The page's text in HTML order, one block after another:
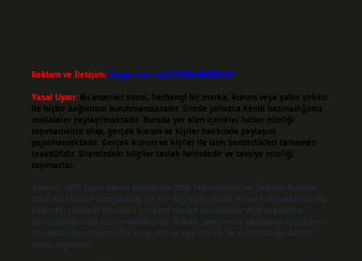
Reklam ve İletişim: Skype: live:.cid.575569c608265c69
Yasal Uyarı: Bu internet sitesi, herhangi bir marka, kurum veya şahıs şirketi
ile hiçbir bağlantısı bulunmamaktadır. Sitede yalnızca kendi hazırladığımız
makaleler paylaşılmaktadır. Burada yer alan içerikler haber niteliği
taşımamakta olup, gerçek kurum ve kişiler hakkında paylaşım
yapılmamaktadır. Gerçek kurum ve kişiler ile isim benzerlikleri tamamen
tesadüfidir. Sitemizdeki bilgiler taslak halindedir ve tavsiye niteliği
taşımazlar.
Sitemiz, 5651 Sayılı Kanun gereğince Bilgi Teknolojileri ve İletişim Kurumu
(BTK) tarafından onaylanmış bir Yer Sağlayıcı olarak hizmet vermektedir. Bu
nedenle, sitedeki içerikleri proaktif olarak denetleme veya araştırma
yükümlülüğümüz bulunmamaktadır. Ancak, üyelerimiz yazdıkları içeriklerin
sorumluluğunu taşımakta olup, siteye üye olarak bu sorumluluğu kabul
etmiş sayılırlar.